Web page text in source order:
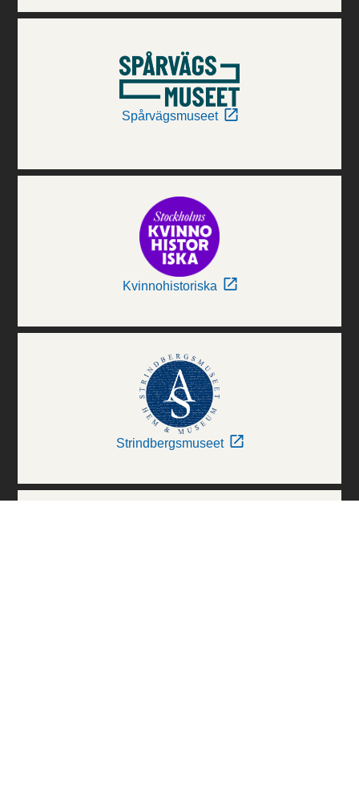
Spårvägsmuseet
Kvinnohistoriska
Strindbergsmuseet